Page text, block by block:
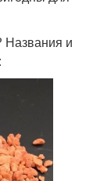
Названия и